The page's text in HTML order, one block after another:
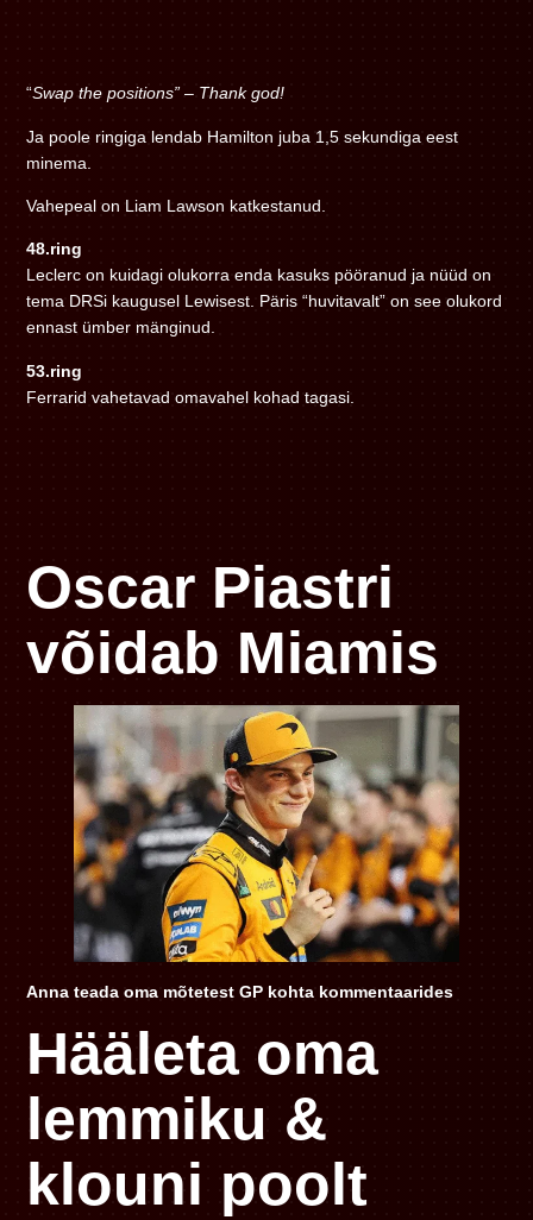
“Swap the positions” – Thank god!
Ja poole ringiga lendab Hamilton juba 1,5 sekundiga eest
minema.
Vahepeal on Liam Lawson katkestanud.
48.ring
Leclerc on kuidagi olukorra enda kasuks pööranud ja nüüd on
tema DRSi kaugusel Lewisest. Päris “huvitavalt” on see olukord
ennast ümber mänginud.
53.ring
Ferrarid vahetavad omavahel kohad tagasi.
Oscar Piastri
võidab Miamis
Anna teada oma mõtetest GP kohta kommentaarides
Hääleta oma
lemmiku &
klouni poolt